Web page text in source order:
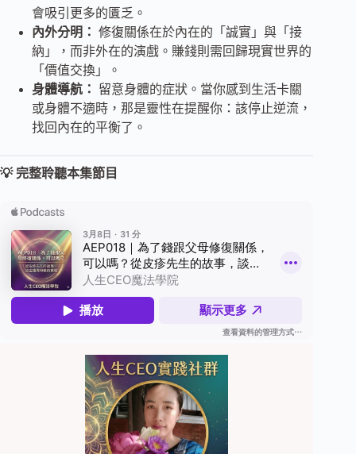
會吸引更多的匱乏。
內外分明： 修復關係在於內在的「誠實」與「接
納」，而非外在的演戲。賺錢則需回歸現實世界的
「價值交換」。
身體導航：
留意身體的症狀。當你感到生活卡關
或身體不適時，那是靈性在提醒你：該停止逆流，
找回內在的平衡了。
💡 完整聆聽本集節目